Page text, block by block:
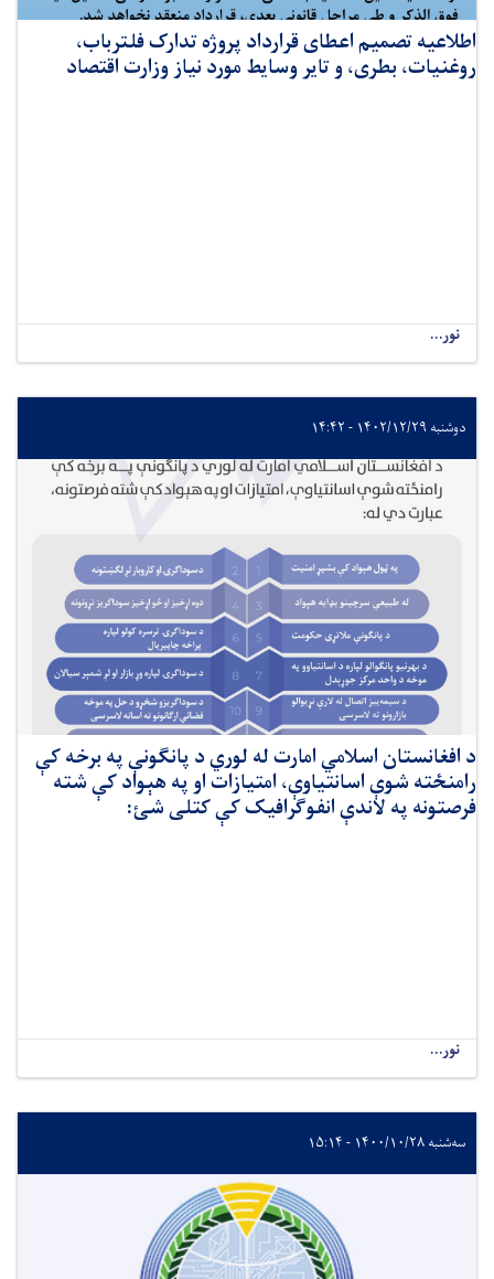
اطلاعیه تصمیم اعطای قرارداد پروژه تدارک فلترباب،
روغنیات، بطری، و تایر وسایط مورد نیاز وزارت اقتصاد
نور...
دوشنبه ۱۴۰۲/۱۲/۲۹ - ۱۴:۴۲
د افغانستان اسلامي امارت له لوري د پانګونې په برخه کې
رامنځته شوې اسانتیاوې، امتیازات او په هېواد کې شته
فرصتونه په لاندې انفوګرافیک کې کتلی شئ:
نور...
سه‌شنبه ۱۴۰۰/۱۰/۲۸ - ۱۵:۱۴